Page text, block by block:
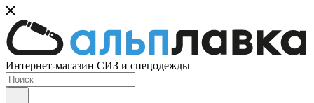
Интернет-магазин СИЗ и спецодежды